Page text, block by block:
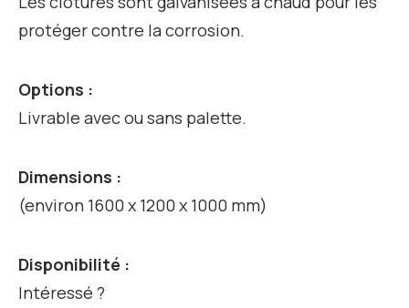
protéger contre la corrosion.
Options :
Livrable avec ou sans palette.
Dimensions :
(environ 1600 x 1200 x 1000 mm)
Disponibilité :
Intéressé ?